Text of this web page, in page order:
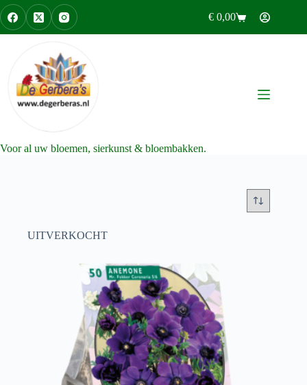
Ga
naar
de
Winkelwagen
€ 0,00
Voor al uw bloemen, sierkunst & bloembakken.
UITVERKOCHT